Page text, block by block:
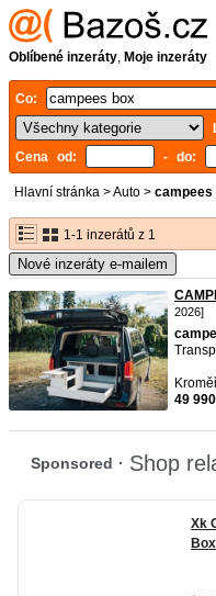
Oblíbené inzeráty, Moje inzeráty
Co:
Cena od:
- do:
Hlavní stránka >Auto > campees
1-1 inzerátů z 1
Nové inzeráty e-mailem
2026]
49